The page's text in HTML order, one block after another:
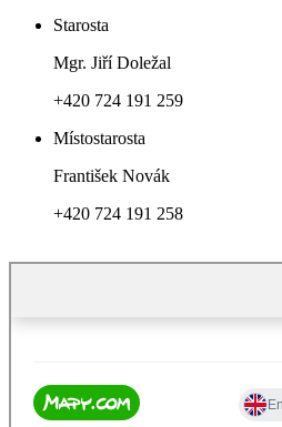
Starosta
Mgr. Jiří Doležal
+420 724 191 259
Místostarosta
František Novák
+420 724 191 258